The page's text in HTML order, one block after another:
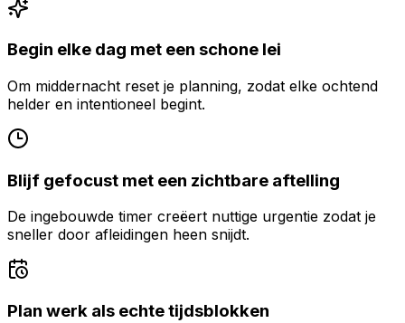
Begin elke dag met een schone lei
Om middernacht reset je planning, zodat elke ochtend
helder en intentioneel begint.
Blijf gefocust met een zichtbare aftelling
De ingebouwde timer creëert nuttige urgentie zodat je
sneller door afleidingen heen snijdt.
Plan werk als echte tijdsblokken